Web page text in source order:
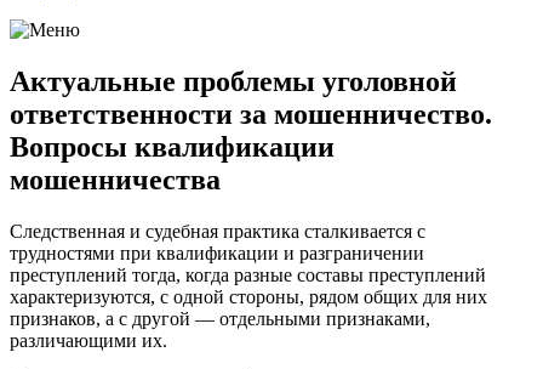
Актуальные проблемы уголовной
ответственности за мошенничество.
Вопросы квалификации
мошенничества
Следственная и судебная практика сталкивается с
трудностями при квалификации и разграничении
преступлений тогда, когда разные составы преступлений
характеризуются, с одной стороны, рядом общих для них
признаков, а с другой — отдельными признаками,
различающими их.